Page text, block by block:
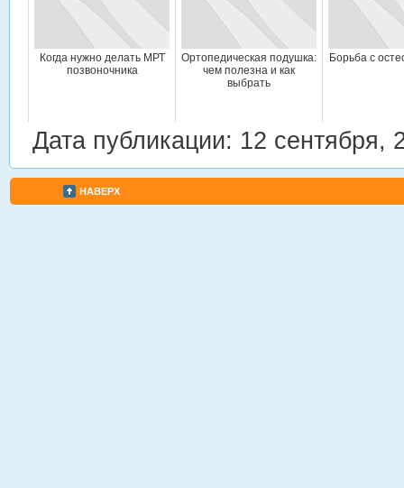
Когда нужно делать МРТ
позвоночника
Ортопедическая подушка:
чем полезна и как
выбрать
Борьба с
Дата публикации: 12 сентября,
НАВЕРХ